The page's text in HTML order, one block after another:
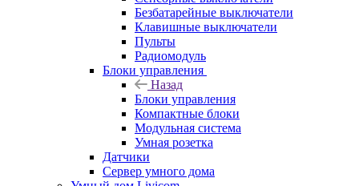
Безбатарейные выключатели
Клавишные выключатели
Пульты
Радиомодуль
Блоки управления
Назад
Блоки управления
Компактные блоки
Модульная система
Умная розетка
Датчики
Сервер умного дома